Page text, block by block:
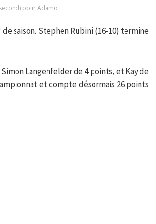
pour Adamo
saison. Stephen Rubini (16-10) termine
Langenfelder de 4 points, et Kay de
et compte désormais 26 points